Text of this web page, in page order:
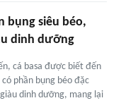
bụng siêu béo,
dinh dưỡng
cá basa được biết đến
phần bụng béo đặc
dinh dưỡng, mang lại